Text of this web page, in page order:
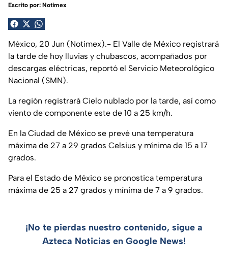
Escrito por: Notimex
México, 20 Jun (Notimex).- El Valle de México registrará
la tarde de hoy lluvias y chubascos, acompañados por
descargas eléctricas, reportó el Servicio Meteorológico
Nacional (SMN).
La región registrará Cielo nublado por la tarde, así como
viento de componente este de 10 a 25 km/h.
En la Ciudad de México se prevé una temperatura
máxima de 27 a 29 grados Celsius y mínima de 15 a 17
grados.
Para el Estado de México se pronostica temperatura
máxima de 25 a 27 grados y mínima de 7 a 9 grados.
¡No te pierdas nuestro contenido, sigue a
Azteca Noticias en Google News!